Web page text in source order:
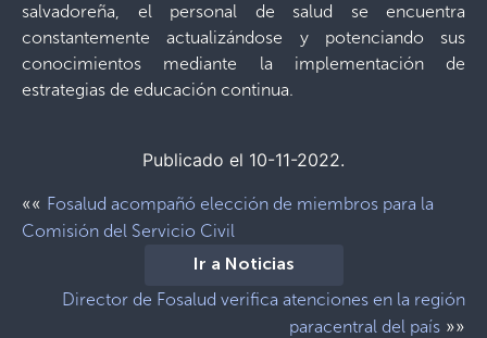
salvadoreña, el personal de salud se encuentra
constantemente actualizándose y potenciando sus
conocimientos mediante la implementación de
estrategias de educación continua.
Publicado el 10-11-2022.
«« Fosalud acompañó elección de miembros para la
Comisión del Servicio Civil
Ir a Noticias
Director de Fosalud verifica atenciones en la región
paracentral del país »»